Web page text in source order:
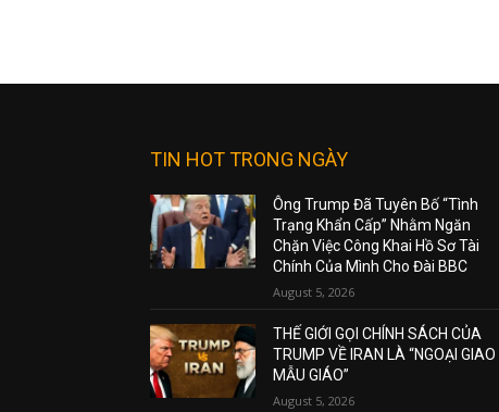
TIN HOT TRONG NGÀY
Ông Trump Đã Tuyên Bố “Tình
Trạng Khẩn Cấp” Nhằm Ngăn
Chặn Việc Công Khai Hồ Sơ Tài
Chính Của Mình Cho Đài BBC
August 5, 2026
THẾ GIỚI GỌI CHÍNH SÁCH CỦA
TRUMP VỀ IRAN LÀ “NGOẠI GIAO
MẪU GIÁO”
August 5, 2026